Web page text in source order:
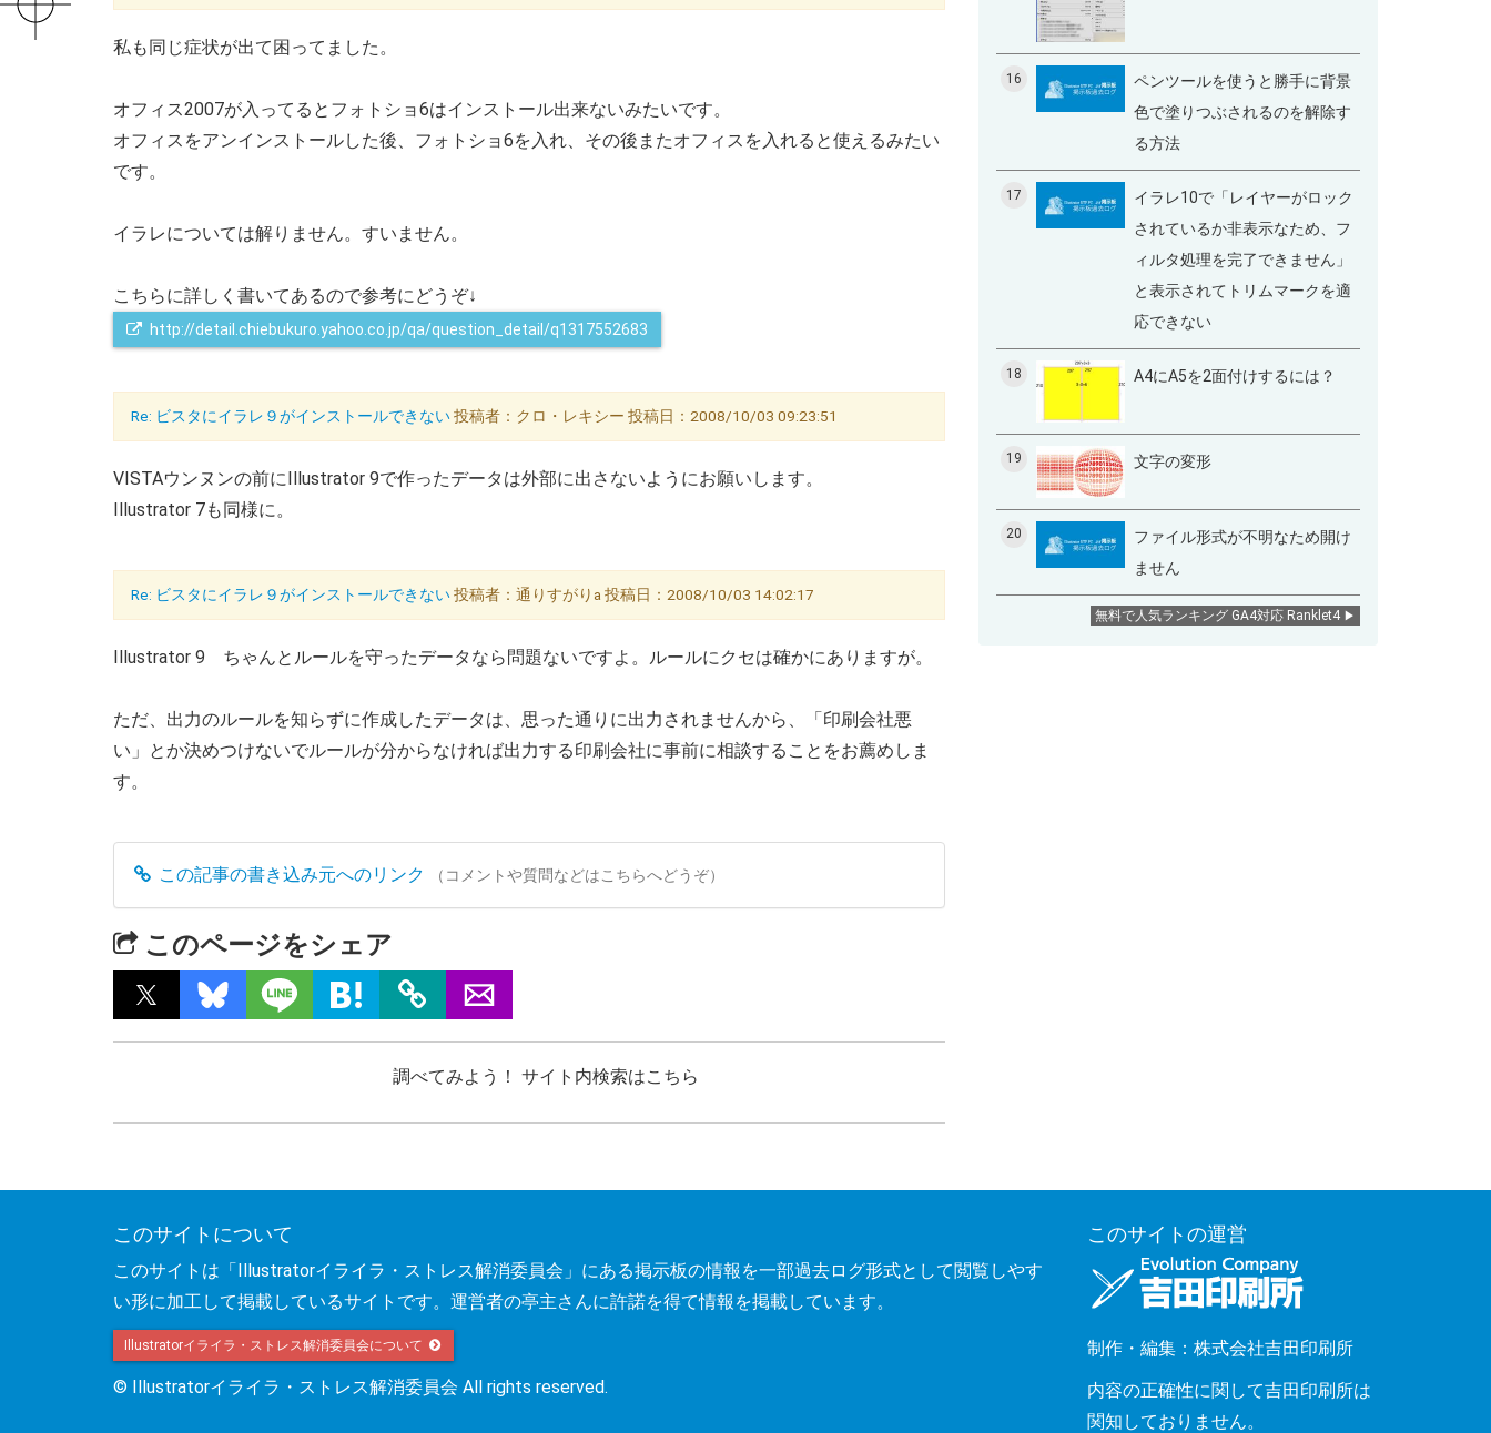
私も同じ症状が出て困ってました。
オフィス2007が入ってるとフォトショ6はインストール出来ないみたいです。
オフィスをアンインストールした後、フォトショ6を入れ、その後またオフィスを入れると使えるみたい
です。
イラレについては解りません。すいません。
こちらに詳しく書いてあるので参考にどうぞ↓
http://detail.chiebukuro.yahoo.co.jp/qa/question_detail/q1317552683
Re: ビスタにイラレ９がインストールできない投稿者：クロ・レキシー 投稿日：2008/10/03 09:23:51
VISTAウンヌンの前にIllustrator 9で作ったデータは外部に出さないようにお願いします。
Illustrator 7も同様に。
Re: ビスタにイラレ９がインストールできない投稿者：通りすがりa 投稿日：2008/10/03 14:02:17
Illustrator 9 ちゃんとルールを守ったデータなら問題ないですよ。ルールにクセは確かにありますが。
ただ、出力のルールを知らずに作成したデータは、思った通りに出力されませんから、「印刷会社悪
い」とか決めつけないでルールが分からなければ出力する印刷会社に事前に相談することをお薦めしま
す。
この記事の書き込み元へのリンク （コメントや質問などはこちらへどうぞ）
このページをシェア
調べてみよう！ サイト内検索はこちら
16
ペンツールを使うと勝手に背景
色で塗りつぶされるのを解除す
る方法
17
イラレ10で「レイヤーがロック
されているか非表示なため、フ
ィルタ処理を完了できません」
と表示されてトリムマークを適
応できない
18 A4にA5を2面付けするには？
19 文字の変形
20
ファイル形式が不明なため開け
ません
無料で人気ランキング GA4対応 Ranklet4
このサイトについて
このサイトは「Illustratorイライラ・ストレス解消委員会」にある掲示板の情報を一部過去ログ形式として閲覧しやす
い形に加工して掲載しているサイトです。運営者の亭主さんに許諾を得て情報を掲載しています。
Illustratorイライラ・ストレス解消委員会について
© Illustratorイライラ・ストレス解消委員会 All rights reserved.
このサイトの運営
制作・編集：株式会社吉田印刷所
内容の正確性に関して吉田印刷所は
関知しておりません。